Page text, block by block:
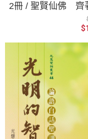
2冊 / 聖賢仙佛 齊